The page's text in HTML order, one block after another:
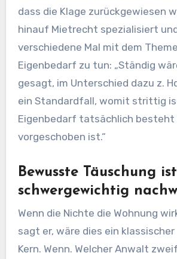
dass die Klage zurückgewiesen
hinauf Mietrecht spezialisiert
verschiedene Mal mit dem
Eigenbedarf zu tun: „Ständig
gesagt, im Unterschied dazu z.
ein Standardfall, womit strittig
Eigenbedarf tatsächlich besteht
vorgeschoben ist.“
Bewusste Täuschung ist
schwergewichtig
Wenn die Nichte die Wohnung
sagt er, wäre dies ein
Kern. Wenn. Welcher Anwalt